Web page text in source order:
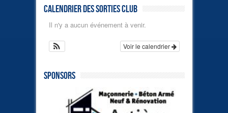
Calendrier des sorties club
Il n'y a aucun événement à venir.
Voir le calendrier
Sponsors